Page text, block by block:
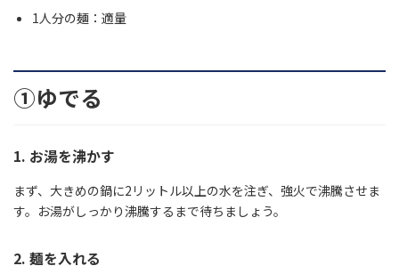
1人分の麺：適量
①ゆでる
1. お湯を沸かす
まず、大きめの鍋に2リットル以上の水を注ぎ、強火で沸騰させま
す。お湯がしっかり沸騰するまで待ちましょう。
2. 麺を入れる